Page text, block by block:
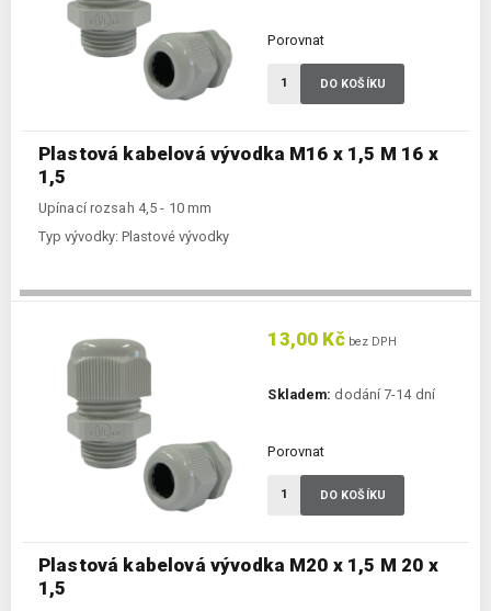
Plastová kabelová vývodka M16 x 1,5 M 16 x
1,5
Upínací rozsah 4,5 - 10 mm
Typ vývodky: Plastové vývodky
Porovnat
DO KOŠÍKU
Plastová kabelová vývodka M20 x 1,5 M 20 x
1,5
13,00 Kčbez DPH
Skladem: dodání 7-14 dní
Porovnat
DO KOŠÍKU